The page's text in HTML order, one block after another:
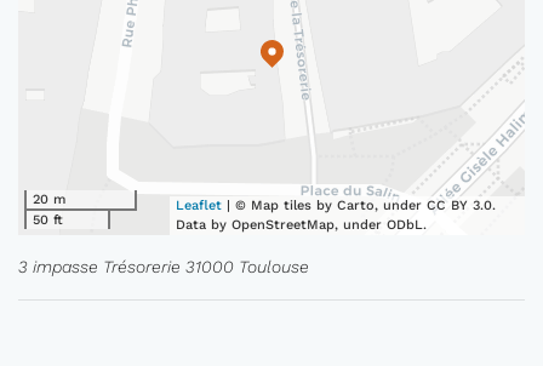
20 m
50 ft
Leaflet | © Map tiles by Carto, under CC BY 3.0.
Data by OpenStreetMap, under ODbL.
3 impasse Trésorerie 31000 Toulouse